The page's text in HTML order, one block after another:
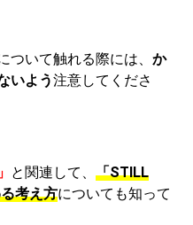
ついて触れる際には、 か
いよう注意してくださ
と関連して、 「STILL
考え方についても知って